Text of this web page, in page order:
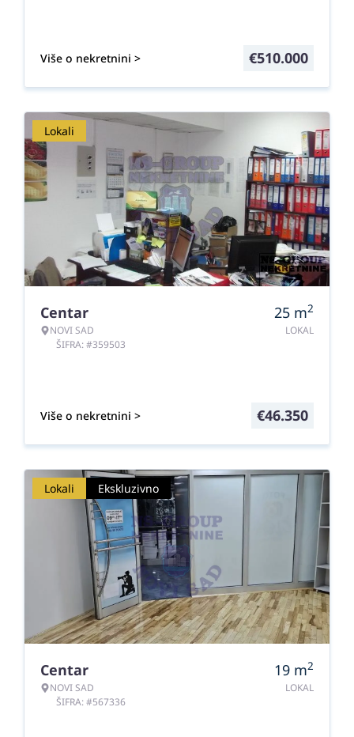
Više o nekretnini > €510.000
Lokali
Centar
NOVI SAD
ŠIFRA: #359503
25 m2
LOKAL
Više o nekretnini > €46.350
Lokali Ekskluzivno
Centar
NOVI SAD
ŠIFRA: #567336
19 m2
LOKAL